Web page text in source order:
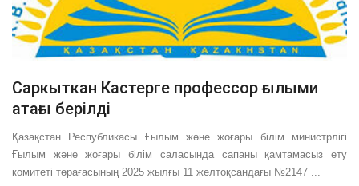
Саркыткан Кастерге профессор ғылыми
атағы берілді
Қазақстан Республикасы Ғылым және жоғары білім министрлігі
Ғылым және жоғары білім саласында сапаны қамтамасыз ету
комитеті төрағасының 2025 жылғы 11 желтоқсандағы №2147 ...